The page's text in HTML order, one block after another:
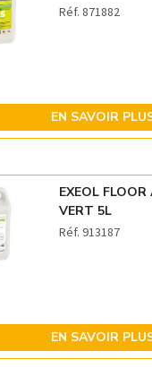
Réf. 871882
EN SAVOIR
EXEOL
VERT 5L
Réf. 913187
EN SAVOIR